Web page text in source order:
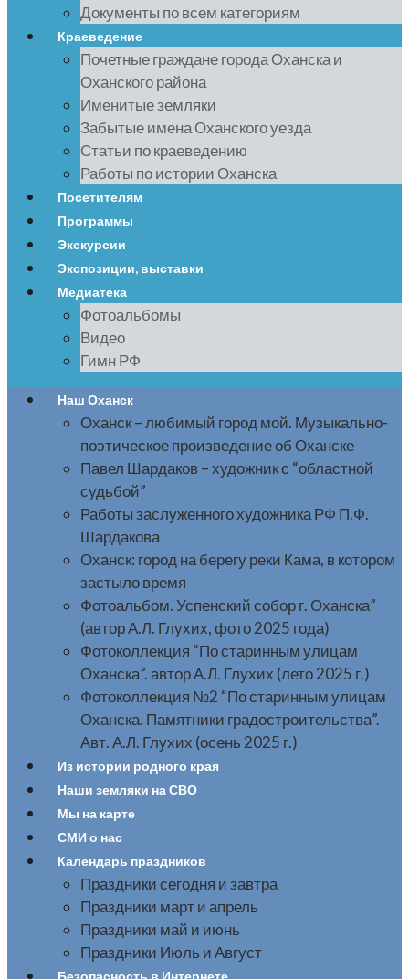
Документы по всем категориям
Краеведение
Почетные граждане города Оханска и
Оханского района
Именитые земляки
Забытые имена Оханского уезда
Статьи по краеведению
Работы по истории Оханска
Посетителям
Программы
Экскурсии
Экспозиции, выставки
Медиатека
Фотоальбомы
Видео
Гимн РФ
Наш Оханск
Оханск – любимый город мой. Музыкально-
поэтическое произведение об Оханске
Павел Шардаков – художник с “областной
судьбой”
Работы заслуженного художника РФ П.Ф.
Шардакова
Оханск: город на берегу реки Кама, в котором
застыло время
Фотоальбом. Успенский собор г. Оханска”
(автор А.Л. Глухих, фото 2025 года)
Фотоколлекция “По старинным улицам
Оханска”. автор А.Л. Глухих (лето 2025 г.)
Фотоколлекция №2 “По старинным улицам
Оханска. Памятники градостроительства”.
Авт. А.Л. Глухих (осень 2025 г.)
Из истории родного края
Наши земляки на СВО
Мы на карте
СМИ о нас
Календарь праздников
Праздники сегодня и завтра
Праздники март и апрель
Праздники май и июнь
Праздники Июль и Август
Безопасность в Интернете